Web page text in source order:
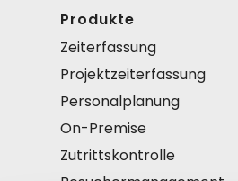
Produkte
Zeiterfassung
Projektzeiterfassung
Personalplanung
On-Premise
Zutrittskontrolle